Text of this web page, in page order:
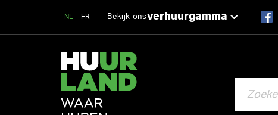
NL FR Bekijk onsverhuurgamma